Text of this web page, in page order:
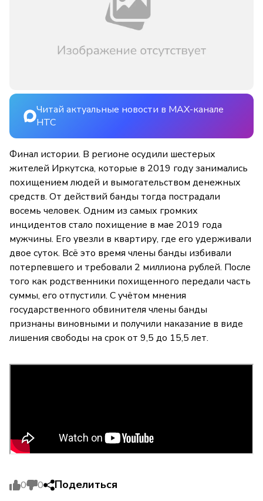
Читай актуальные новости в MAX-канале
НТС
Финал истории. В регионе осудили шестерых
жителей Иркутска, которые в 2019 году занимались
похищением людей и вымогательством денежных
средств. От действий банды тогда пострадали
восемь человек. Одним из самых громких
инцидентов стало похищение в мае 2019 года
мужчины. Его увезли в квартиру, где его удерживали
двое суток. Всё это время члены банды избивали
потерпевшего и требовали 2 миллиона рублей. После
того как родственники похищенного передали часть
суммы, его отпустили. С учётом мнения
государственного обвинителя члены банды
признаны виновными и получили наказание в виде
лишения свободы на срок от 9,5 до 15,5 лет.
0 0 Поделиться